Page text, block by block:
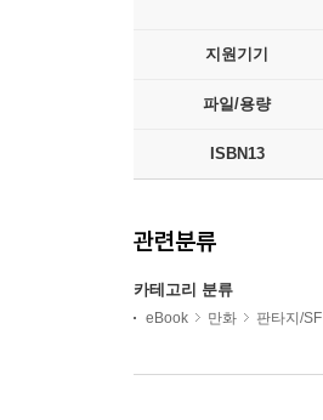
지원기기
파일/용량
ISBN13
관련분류
카테고리 분류
eBook 만화 판타지/SF